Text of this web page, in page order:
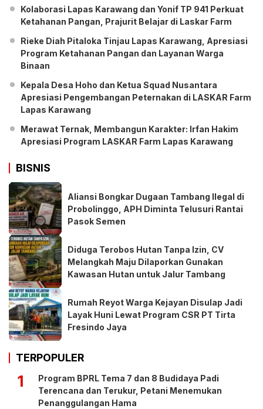
Kolaborasi Lapas Karawang dan Yonif TP 941 Perkuat
Ketahanan Pangan, Prajurit Belajar di Laskar Farm
Rieke Diah Pitaloka Tinjau Lapas Karawang, Apresiasi
Program Ketahanan Pangan dan Layanan Warga
Binaan
Kepala Desa Hoho dan Ketua Squad Nusantara
Apresiasi Pengembangan Peternakan di LASKAR Farm
Lapas Karawang
Merawat Ternak, Membangun Karakter: Irfan Hakim
Apresiasi Program LASKAR Farm Lapas Karawang
BISNIS
Aliansi Bongkar Dugaan Tambang Ilegal di
Probolinggo, APH Diminta Telusuri Rantai
Pasok Semen
Diduga Terobos Hutan Tanpa Izin, CV
Melangkah Maju Dilaporkan Gunakan
Kawasan Hutan untuk Jalur Tambang
Rumah Reyot Warga Kejayan Disulap Jadi
Layak Huni Lewat Program CSR PT Tirta
Fresindo Jaya
TERPOPULER
1
Program BPRL Tema 7 dan 8 Budidaya Padi
Terencana dan Terukur, Petani Menemukan
Penanggulangan Hama